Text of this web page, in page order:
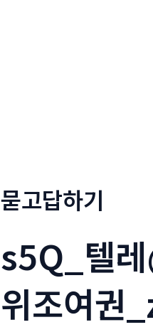
묻고답하기
s5Q_텔
위조여권